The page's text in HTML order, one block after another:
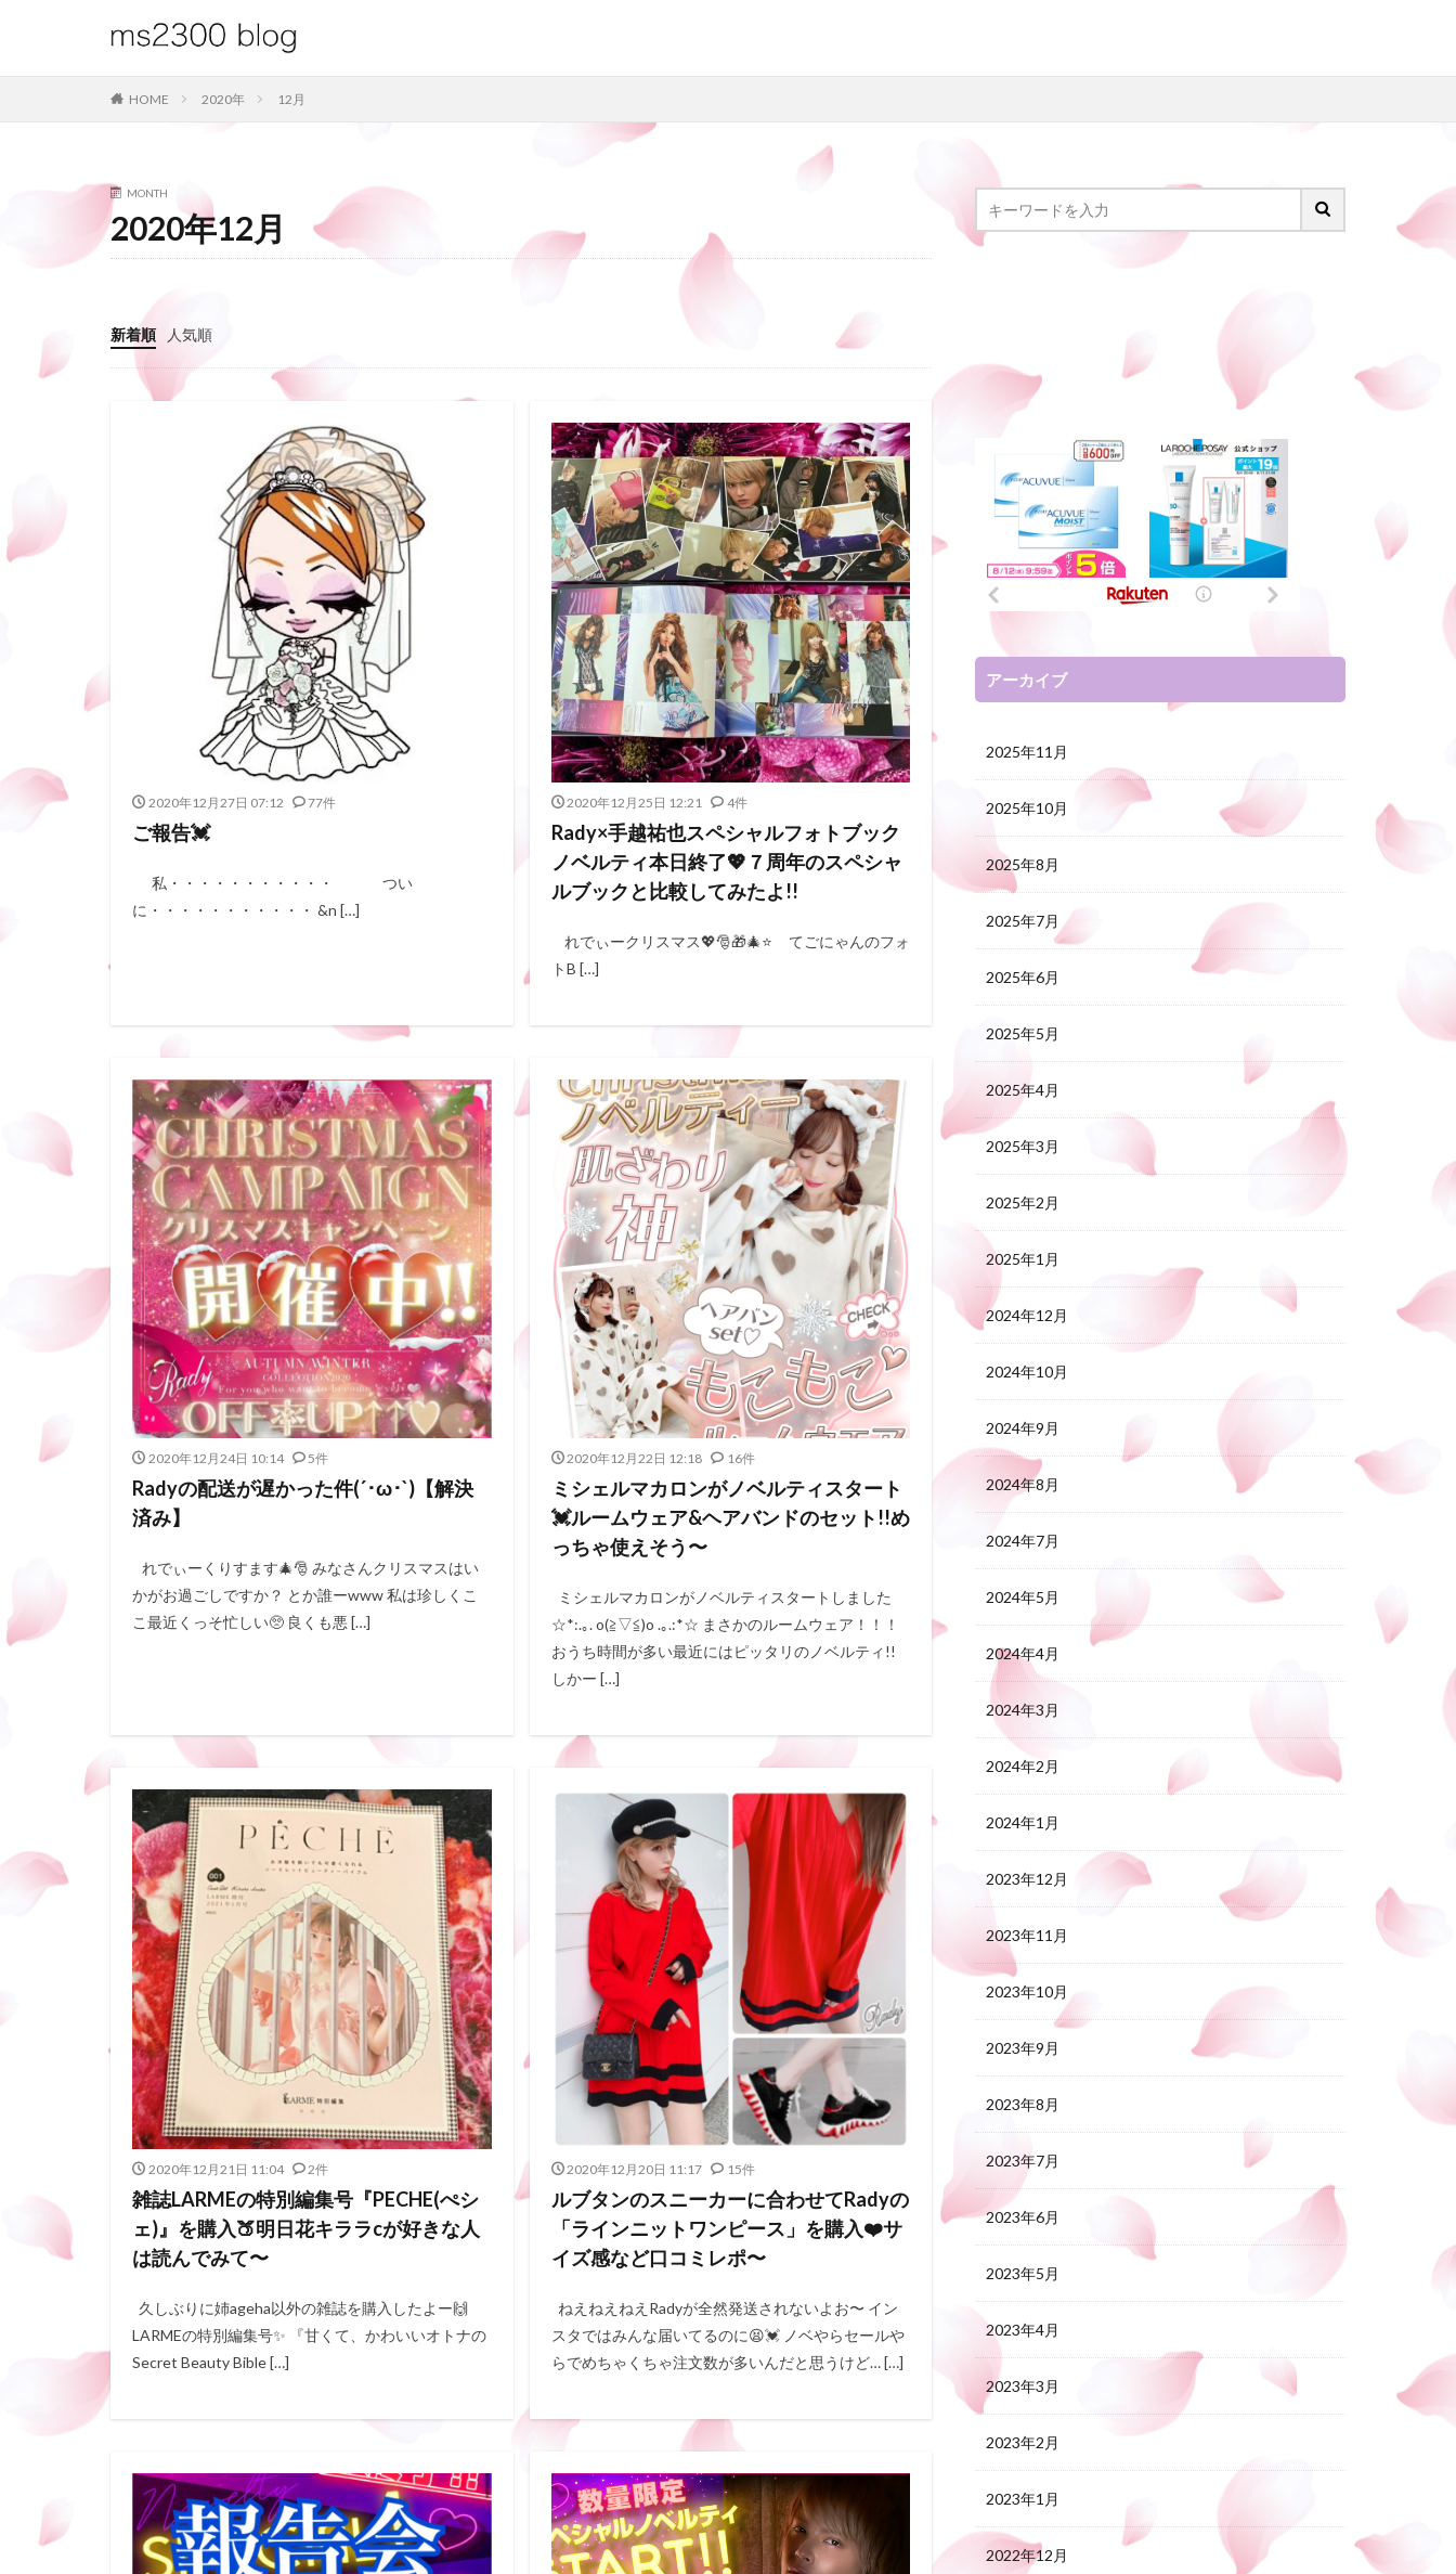
HOME 2020年 12月
MONTH
2020年12月
新着順 人気順
2020年12月27日 07:12 77件
ご報告💓
私・・・・・・・・・・・ つい
に・・・・・・・・・・・ &n […]
2020年12月25日 12:21 4件
Rady×手越祐也スペシャルフォトブック
ノベルティ本日終了💖７周年のスペシャ
ルブックと比較してみたよ!!
れでぃークリスマス💖🎅🎁🎄⭐️ てごにゃんのフォ
トB […]
2020年12月24日 10:14 5件
Radyの配送が遅かった件(´･ω･`)【解決
済み】
れでぃーくりすます🎄🎅 みなさんクリスマスはい
かがお過ごしですか？ とか誰ーwww 私は珍しくこ
こ最近くっそ忙しい🥺 良くも悪 […]
2020年12月22日 12:18 16件
ミシェルマカロンがノベルティスタート
💓ルームウェア&ヘアバンドのセット!!め
っちゃ使えそう〜
ミシェルマカロンがノベルティスタートしました
☆*:.｡. o(≧▽≦)o .｡.:*☆ まさかのルームウェア！！！
おうち時間が多い最近にはピッタリのノベルティ!!
しかー […]
2020年12月21日 11:04 2件
雑誌LARMEの特別編集号『PECHE(ぺシ
ェ)』を購入🍑明日花キララcが好きな人
は読んでみて〜
久しぶりに姉ageha以外の雑誌を購入したよー🙌
LARMEの特別編集号✨ 『甘くて、かわいいオトナの
Secret Beauty Bible […]
2020年12月20日 11:17 15件
ルブタンのスニーカーに合わせてRadyの
「ラインニットワンピース」を購入❤️サ
イズ感など口コミレポ〜
ねえねえねえRadyが全然発送されないよお〜 イン
スタではみんな届いてるのに😫💓 ノベやらセールや
らでめちゃくちゃ注文数が多いんだと思うけど… […]
アーカイブ
2025年11月
2025年10月
2025年8月
2025年7月
2025年6月
2025年5月
2025年4月
2025年3月
2025年2月
2025年1月
2024年12月
2024年10月
2024年9月
2024年8月
2024年7月
2024年5月
2024年4月
2024年3月
2024年2月
2024年1月
2023年12月
2023年11月
2023年10月
2023年9月
2023年8月
2023年7月
2023年6月
2023年5月
2023年4月
2023年3月
2023年2月
2023年1月
2022年12月